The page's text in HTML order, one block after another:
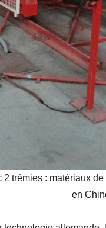
trémies : matériaux
en